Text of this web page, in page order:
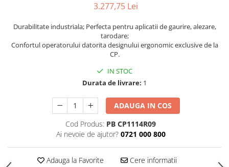
Polizoare verticale
Scule speciale
Tăiere și nituire pneumatică
3.277,75 Lei
Durabilitate industriala; Perfecta pentru aplicatii de gaurire, alezare,
tarodare;
Confortul operatorului datorita designului ergonomic exclusive de la
CP.
IN STOC
Durata de livrare: 1
ADAUGA IN COS
Cod Produs: PB CP1114R09
Ai nevoie de ajutor? 0721 000 800
Adauga la Favorite Cere informatii